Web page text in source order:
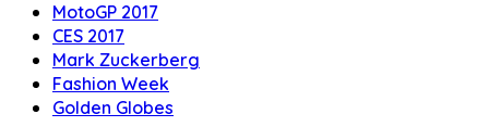
MotoGP 2017
CES 2017
Mark Zuckerberg
Fashion Week
Golden Globes